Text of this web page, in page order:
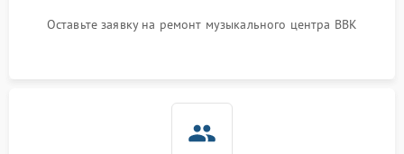
Оставьте заявку на ремонт музыкального центра BBK